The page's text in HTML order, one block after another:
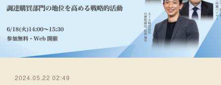
2024.05.22 02:49